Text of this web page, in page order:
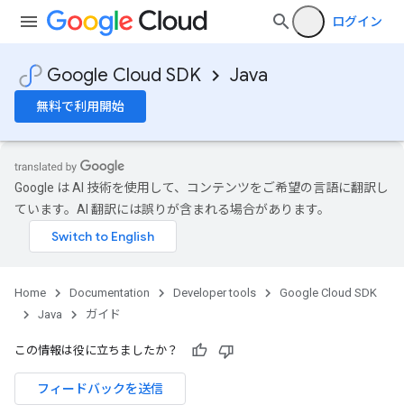
ログイン
Google Cloud SDK Java
無料で利用開始
Google は AI 技術を使用して、コンテンツをご希望の言語に翻訳し
ています。AI 翻訳には誤りが含まれる場合があります。
Home Documentation Developer tools
Google Cloud SDK
Java
ガイド
この情報は役に立ちましたか？
フィードバックを送信